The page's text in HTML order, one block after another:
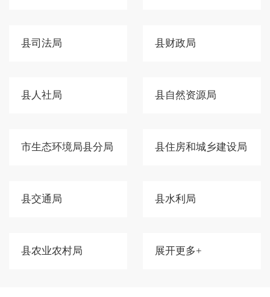
县司法局 县财政局
县人社局 县自然资源局
市生态环境局县分局 县住房和城乡建设局
县交通局 县水利局
县农业农村局 展开更多+